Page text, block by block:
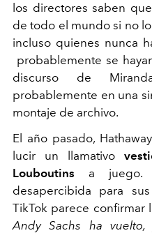
los directores saben
de todo el mundo si no
incluso quienes nunca
probablemente se
discurso de
probablemente en una
montaje de archivo.
El año pasado,
lucir un llamativo
Louboutins a juego.
desapercibida para
TikTok parece confirmar
Andy Sachs ha